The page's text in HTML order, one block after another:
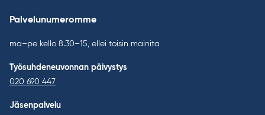
Palvelunumeromme
ma–pe kello 8.30–15, ellei toisin mainita
Työsuhdeneuvonnan päivystys
020 690 447
Jäsenpalvelu